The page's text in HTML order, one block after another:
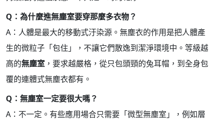
Q：為什麼進無塵室要穿那麼多衣物？
A：人體是最大的移動式汙染源。無塵衣的作用是把人體產
生的微粒子「包住」，不讓它們散逸到潔淨環境中。等級越
高的無塵室 ，要求越嚴格，從只包頭頸的兔耳帽，到全身包
覆的連體式無塵衣都有。
Q：無塵室一定要很大嗎？
A：不一定。有些應用場合只需要「微型無塵室」，例如層